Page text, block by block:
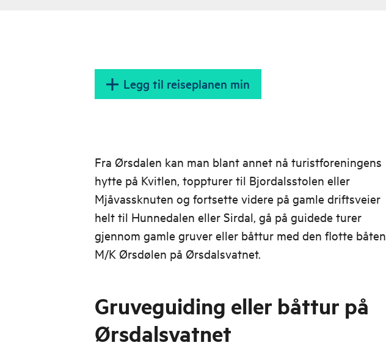
Legg til reiseplanen min
Fra Ørsdalen kan man blant annet nå turistforeningens
hytte på Kvitlen, toppturer til Bjordalsstolen eller
Mjåvassknuten og fortsette videre på gamle driftsveier
helt til Hunnedalen eller Sirdal, gå på guidede turer
gjennom gamle gruver eller båttur med den flotte båten
M/K Ørsdølen på Ørsdalsvatnet.
Gruveguiding eller båttur på
Ørsdalsvatnet